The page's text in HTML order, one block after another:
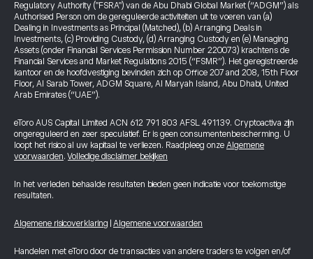
Regulatory Authority ("FSRA") van de Abu Dhabi Global Market (“ADGM”) als
Authorised Person om de gereguleerde activiteiten uit te voeren van (a)
Dealing in Investments as Principal (Matched), (b) Arranging Deals in
Investments, (c) Providing Custody, (d) Arranging Custody en (e) Managing
Assets (onder Financial Services Permission Number 220073) krachtens de
Financial Services and Market Regulations 2015 (“FSMR”). Het geregistreerde
kantoor en de hoofdvestiging bevinden zich op Office 207 and 208, 15th Floor
Floor, Al Sarab Tower, ADGM Square, Al Maryah Island, Abu Dhabi, United
Arab Emirates (“UAE”).
eToro AUS Capital Limited ACN 612 791 803 AFSL 491139. Cryptoactiva zijn
ongereguleerd en zeer speculatief. Er is geen consumentenbescherming. U
loopt het risico al uw kapitaal te verliezen. Raadpleeg onze Algemene
voorwaarden.Volledige disclaimer bekijken
In het verleden behaalde resultaten bieden geen indicatie voor toekomstige
resultaten.
Algemene risicoverklaring Algemene voorwaarden
Handelen met eToro door de transacties van andere traders te volgen en/of